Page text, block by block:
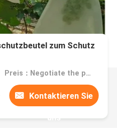
zum Schutz
Preis：Negotiate the price in detail according to the product
Kontaktieren Sie
uns